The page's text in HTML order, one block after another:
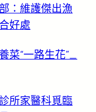
：維護傑出漁
好處
菜“一路生花”_
所家醫科覓臨